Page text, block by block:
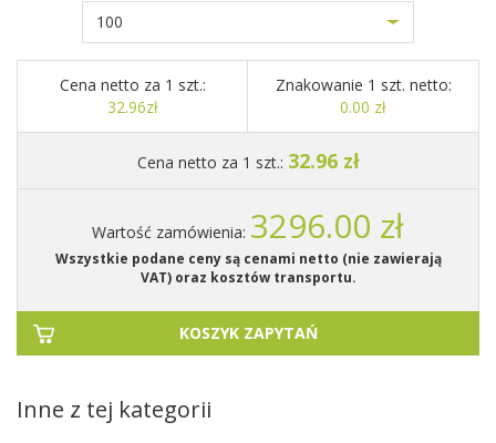
100
Cena netto za 1 szt.:
32.96zł
Znakowanie 1 szt. netto:
0.00 zł
Cena netto za 1 szt.: 32.96 zł
Wartość zamówienia: 3296.00 zł
Wszystkie podane ceny są cenami netto (nie zawierają
VAT) oraz kosztów transportu.
KOSZYK ZAPYTAŃ
Inne z tej kategorii